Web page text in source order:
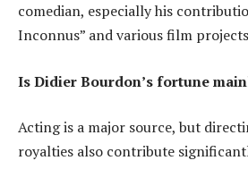
comedian, especially his
Inconnus” and various film
Is Didier Bourdon’s fortune
Acting is a major source, but
royalties also contribute